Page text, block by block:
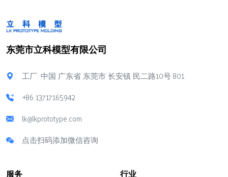
东莞市立科模型有限公司
工厂: 中国 广东省 东莞市 长安镇 民二路10号 801
+86 13717165942
lk@lkprototype.com
点击扫码添加微信咨询
服务 行业